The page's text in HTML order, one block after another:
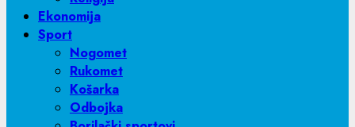
Ekonomija
Sport
Nogomet
Rukomet
Košarka
Odbojka